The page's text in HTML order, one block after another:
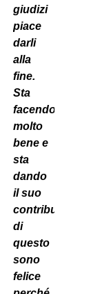
giudizi
piace
darli
alla
fine.
Sta
facendo
molto
bene e
sta
dando
il suo
contributo,
di
questo
sono
felice